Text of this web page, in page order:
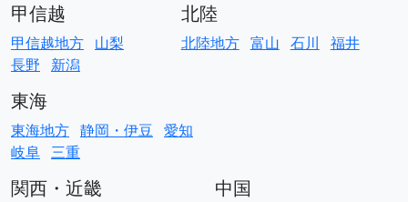
甲信越
甲信越地方 山梨
長野
新潟
北陸
北陸地方 富山 石川 福井
東海
東海地方 静岡・伊豆 愛知
岐阜 三重
関西・近畿 中国